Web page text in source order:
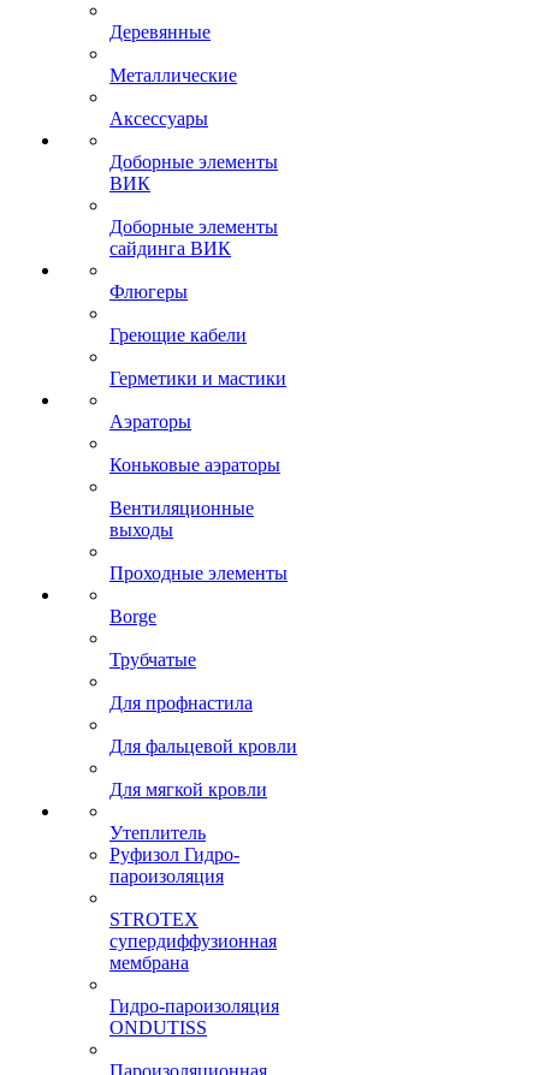
Деревянные
Металлические
Аксессуары
Доборные элементы
ВИК
Доборные элементы
сайдинга ВИК
Флюгеры
Греющие кабели
Герметики и мастики
Аэраторы
Коньковые аэраторы
Вентиляционные
выходы
Проходные элементы
Borge
Трубчатые
Для профнастила
Для фальцевой кровли
Для мягкой кровли
Утеплитель
Руфизол Гидро-
пароизоляция
STROTEX
супердиффузионная
мембрана
Гидро-пароизоляция
ONDUTISS
Пароизоляционная